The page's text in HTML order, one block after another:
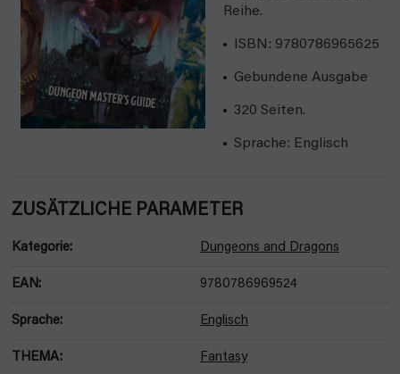
Reihe.
ISBN: 9780786965625
Gebundene Ausgabe
320 Seiten.
Sprache: Englisch
ZUSÄTZLICHE PARAMETER
Kategorie: Dungeons and Dragons
EAN: 9780786969524
Sprache: Englisch
THEMA: Fantasy